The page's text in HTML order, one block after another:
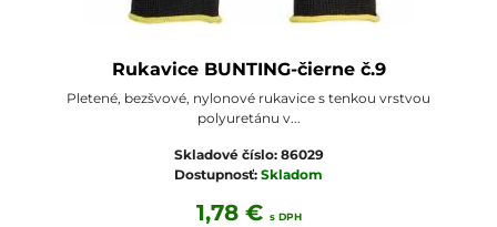
Rukavice BUNTING-čierne č.9
Pletené, bezšvové, nylonové rukavice s tenkou vrstvou
polyuretánu v...
Skladové číslo: 86029
Dostupnosť: Skladom
1,78 € s DPH